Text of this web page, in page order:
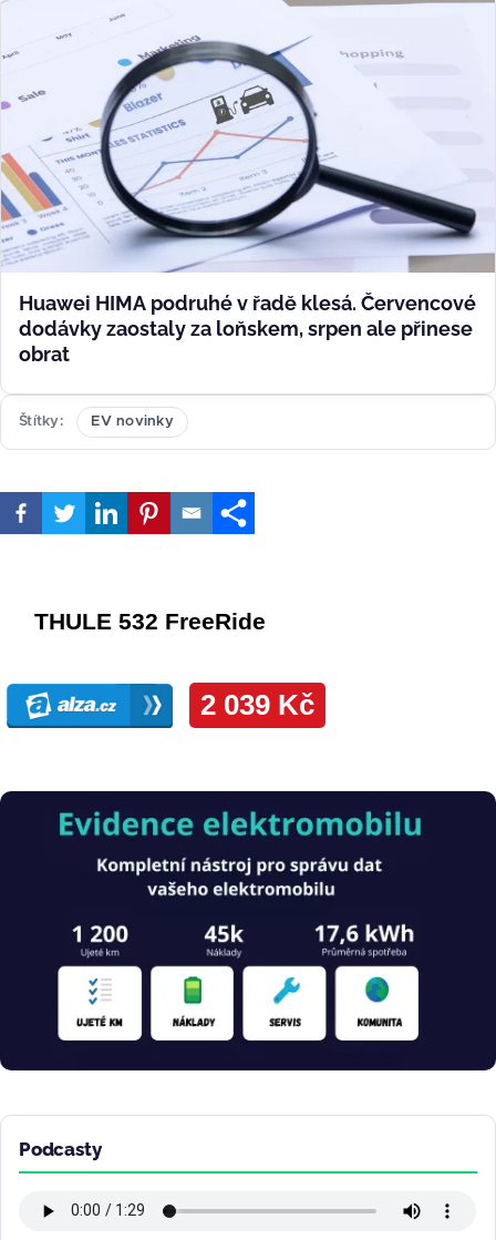
Huawei HIMA podruhé v řadě klesá. Červencové
dodávky zaostaly za loňskem, srpen ale přinese
obrat
Štítky EV novinky
Obrázek
Podcasty